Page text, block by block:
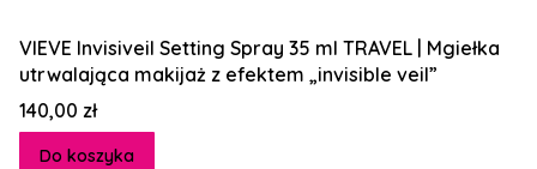
VIEVE Invisiveil Setting Spray 35 ml TRAVEL | Mgiełka
utrwalająca makijaż z efektem „invisible veil”
Cena
140,00 zł
Do koszyka